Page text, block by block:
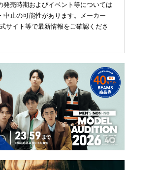
発売時期およびイベント等については
中止の可能性があります。メーカー
サイト等で最新情報をご確認くださ